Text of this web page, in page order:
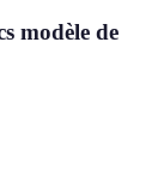
modèle de